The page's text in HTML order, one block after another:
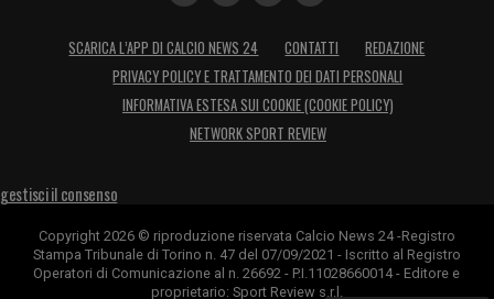
SCARICA L’APP DI CALCIO NEWS 24 CONTATTI
REDAZIONE
PRIVACY POLICY E TRATTAMENTO DEI DATI PERSONALI
INFORMATIVA ESTESA SUI COOKIE (COOKIE POLICY)
NETWORK SPORT REVIEW
gestisci il consenso
Copyright 2026 © riproduzione riservata Calcio News 24 -Registro
Stampa Tribunale di Torino n. 47 del 07/09/2021 - Iscritto al Registro
Operatori di Comunicazione al n. 26692 - P.I.11028660014 - Editore e
proprietario: Sport Review s.r.l.